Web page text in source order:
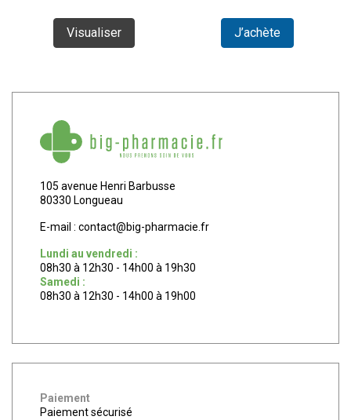
Visualiser J’achète
105 avenue Henri Barbusse
80330 Longueau
E-mail : contact@big-pharmacie.fr
Lundi au vendredi :
08h30 à 12h30 - 14h00 à 19h30
Samedi :
08h30 à 12h30 - 14h00 à 19h00
Paiement
Paiement sécurisé